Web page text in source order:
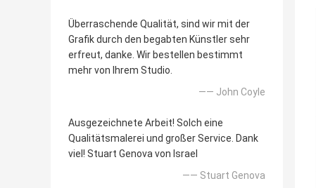
Überraschende Qualität, sind wir mit der
Grafik durch den begabten Künstler sehr
erfreut, danke. Wir bestellen bestimmt
mehr von Ihrem Studio.
—— John Coyle
Ausgezeichnete Arbeit! Solch eine
Qualitätsmalerei und großer Service. Dank
viel! Stuart Genova von Israel
—— Stuart Genova